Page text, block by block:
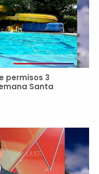
permisos 3
Santa